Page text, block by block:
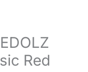
Red